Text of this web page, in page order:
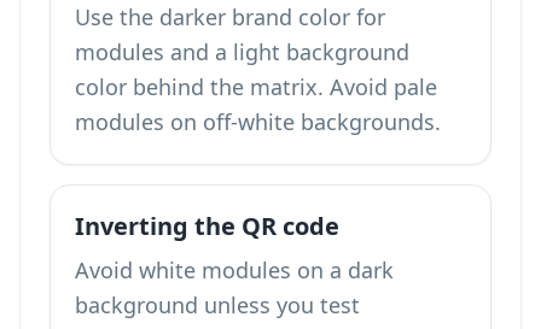
Use the darker brand color for
modules and a light background
color behind the matrix. Avoid pale
modules on off-white backgrounds.
Inverting the QR code
Avoid white modules on a dark
background unless you test